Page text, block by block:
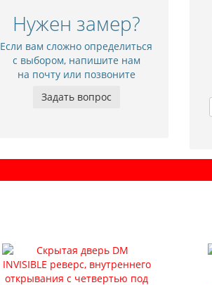
Межкомнатная дверь NC10
Нужен замер?
Если вам сложно определиться
с выбором, напишите нам
на почту или позвоните
Задать вопрос